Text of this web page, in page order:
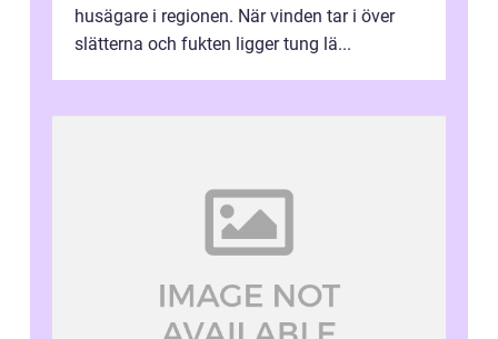
husägare i regionen. När vinden tar i över
slätterna och fukten ligger tung lä...